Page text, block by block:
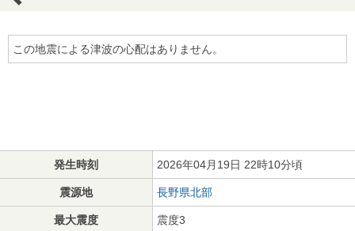
この地震による津波の心配はありません。
発生時刻 2026年04月19日 22時10分頃
震源地 長野県北部
最大震度 震度3